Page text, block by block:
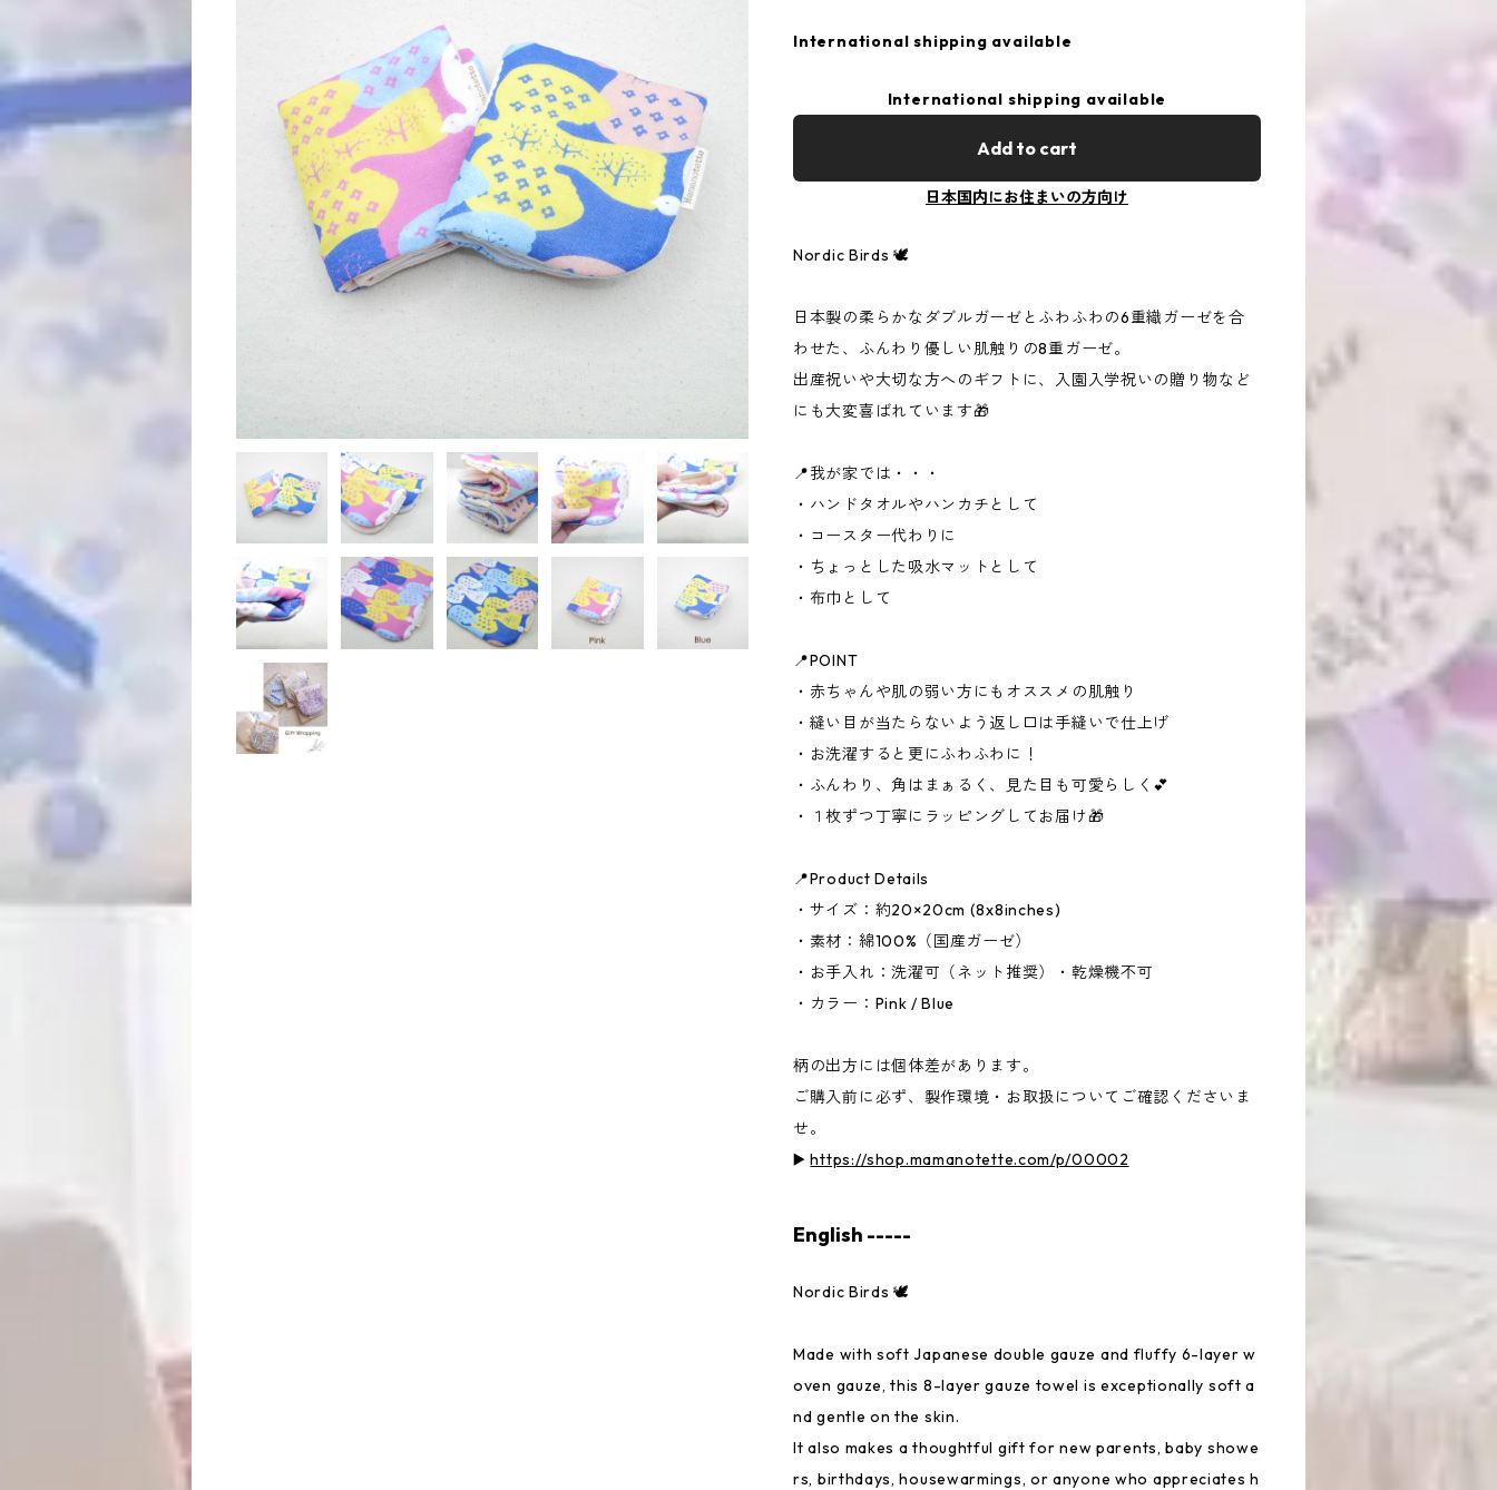
International shipping available
International shipping available
Add to cart
日本国内にお住まいの方向け
Nordic Birds 🕊️
日本製の柔らかなダブルガーゼとふわふわの6重織ガーゼを合
わせた、ふんわり優しい肌触りの8重ガーゼ。
出産祝いや大切な方へのギフトに、入園入学祝いの贈り物など
にも大変喜ばれています🎁
📍我が家では・・・
・ハンドタオルやハンカチとして
・コースター代わりに
・ちょっとした吸水マットとして
・布巾として
📍POINT
・赤ちゃんや肌の弱い方にもオススメの肌触り
・縫い目が当たらないよう返し口は手縫いで仕上げ
・お洗濯すると更にふわふわに！
・ふんわり、角はまぁるく、見た目も可愛らしく💕
・１枚ずつ丁寧にラッピングしてお届け🎁
📍Product Details
・サイズ：約20×20cm (8x8inches)
・素材：綿100%（国産ガーゼ）
・お手入れ：洗濯可（ネット推奨）・乾燥機不可
・カラー：Pink / Blue
柄の出方には個体差があります。
ご購入前に必ず、製作環境・お取扱についてご確認くださいま
せ。
▶️https://shop.mamanotette.com/p/00002
English -----
Nordic Birds 🕊️
Made with soft Japanese double gauze and fluffy 6-layer w
oven gauze, this 8-layer gauze towel is exceptionally soft a
nd gentle on the skin.
It also makes a thoughtful gift for new parents, baby showe
rs, birthdays, housewarmings, or anyone who appreciates h